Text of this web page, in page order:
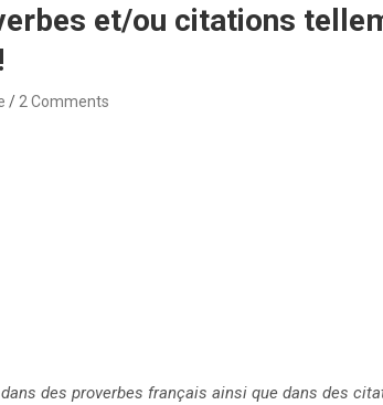
et/ou citations
2 Comments
des proverbes français ainsi que dans des